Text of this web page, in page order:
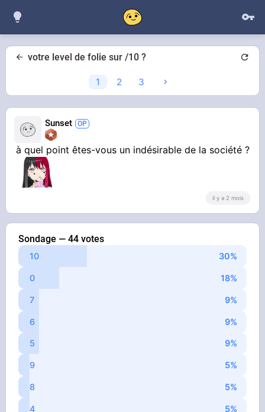
votre level de folie sur /10 ?
1 2 3
Sunset
à quel point êtes-vous un indésirable de la société ?
il y a 2 mois
Sondage — 44 votes
10
0
7
6
5
9
8
4